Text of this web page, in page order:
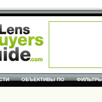
ОБЪЕКТИВЫ ПО